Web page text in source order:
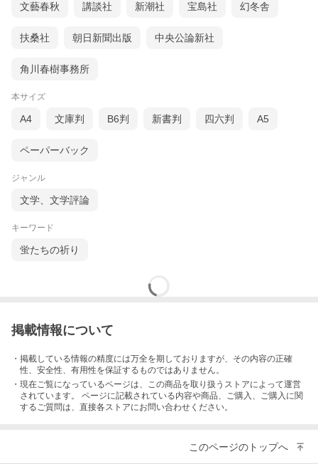
文藝春秋 講談社 新潮社 宝島社 幻冬舎
扶桑社 朝日新聞出版 中央公論新社
角川春樹事務所
本サイズ
A4 文庫判 B6判 新書判 四六判 A5
ペーパーバック
ジャンル
文学、文学評論
キーワード
蛍たちの祈り
掲載情報について
・掲載している情報の精度には万全を期しておりますが、その内容の正確
性、安全性、有用性を保証するものではありません。
・現在ご覧になっているページは、この商品を取り扱うストアによって運営
されています。 ページに記載されている内容や商品、ご購入 、ご購入に関
するご質問は、直接各ストアにお問い合わせください。
このページのトップへ